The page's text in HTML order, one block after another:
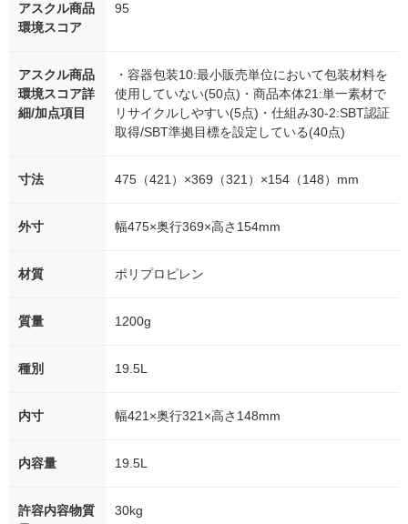
アスクル商品
環境スコア
95
アスクル商品
環境スコア詳
細/加点項目
・容器包装10:最小販売単位において包装材料を
使用していない(50点)・商品本体21:単一素材で
リサイクルしやすい(5点)・仕組み30-2:SBT認証
取得/SBT準拠目標を設定している(40点)
寸法 475（421）×369（321）×154（148）mm
外寸 幅475×奥行369×高さ154mm
材質 ポリプロピレン
質量 1200g
種別 19.5L
内寸 幅421×奥行321×高さ148mm
内容量 19.5L
許容内容物質
30kg